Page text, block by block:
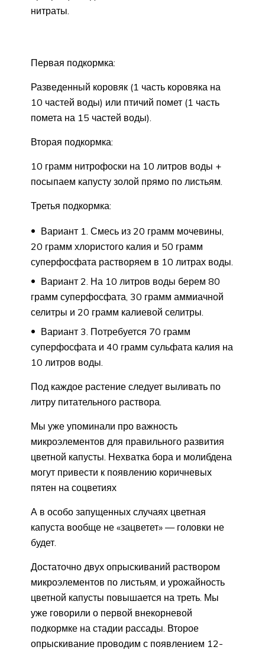
нитраты.
Первая подкормка:
Разведенный коровяк (1 часть коровяка на
10 частей воды) или птичий помет (1 часть
помета на 15 частей воды).
Вторая подкормка:
10 грамм нитрофоски на 10 литров воды +
посыпаем капусту золой прямо по листьям.
Третья подкормка:
Вариант 1. Смесь из 20 грамм мочевины,
20 грамм хлористого калия и 50 грамм
суперфосфата растворяем в 10 литрах воды.
Вариант 2. На 10 литров воды берем 80
грамм суперфосфата, 30 грамм аммиачной
селитры и 20 грамм калиевой селитры.
Вариант 3. Потребуется 70 грамм
суперфосфата и 40 грамм сульфата калия на
10 литров воды.
Под каждое растение следует выливать по
литру питательного раствора.
Мы уже упоминали про важность
микроэлементов для правильного развития
цветной капусты. Нехватка бора и молибдена
могут привести к появлению коричневых
пятен на соцветиях
А в особо запущенных случаях цветная
капуста вообще не «зацветет» — головки не
будет.
Достаточно двух опрыскиваний раствором
микроэлементов по листьям, и урожайность
цветной капусты повышается на треть. Мы
уже говорили о первой внекорневой
подкормке на стадии рассады. Второе
опрыскивание проводим с появлением 12-